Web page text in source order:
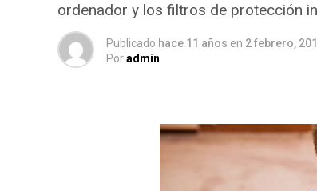
ordenador y los filtros de protección
Publicado hace 11 años en 2 febrero,
Poradmin